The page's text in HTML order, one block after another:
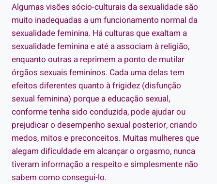
Algumas visões sócio-culturais da sexualidade são
muito inadequadas a um funcionamento normal da
sexualidade feminina. Há culturas que exaltam a
sexualidade feminina e até a associam à religião,
enquanto outras a reprimem a ponto de mutilar
órgãos sexuais femininos. Cada uma delas tem
efeitos diferentes quanto à frigidez (disfunção
sexual feminina) porque a educação sexual,
conforme tenha sido conduzida, pode ajudar ou
prejudicar o desempenho sexual posterior, criando
medos, mitos e preconceitos. Muitas mulheres que
alegam dificuldade em alcançar o orgasmo, nunca
tiveram informação a respeito e simplesmente não
sabem como consegui-lo.